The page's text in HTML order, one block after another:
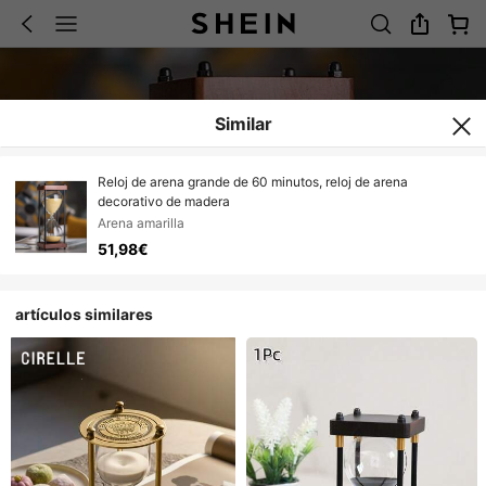
Similar
Reloj de arena grande de 60 minutos, reloj de arena
decorativo de madera
Arena amarilla
51,98€
artículos similares